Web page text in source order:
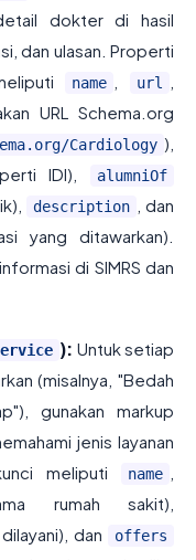
dokter di hasil
dan ulasan. Properti
name url
URL Schema.org
Cardiology ),
IDI), alumniOf
description , dan
yang ditawarkan).
di SIMRS dan
): Untuk setiap
(misalnya, "Bedah
gunakan markup
jenis layanan
meliputi
name
rumah sakit),
dan offers